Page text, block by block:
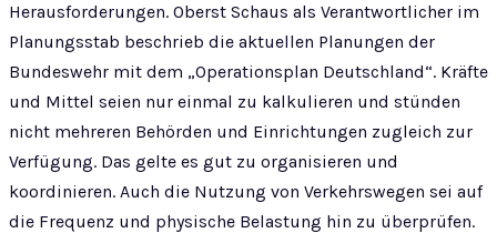
Herausforderungen. Oberst Schaus als Verantwortlicher im
Planungsstab beschrieb die aktuellen Planungen der
Bundeswehr mit dem „Operationsplan Deutschland“. Kräfte
und Mittel seien nur einmal zu kalkulieren und stünden
nicht mehreren Behörden und Einrichtungen zugleich zur
Verfügung. Das gelte es gut zu organisieren und
koordinieren. Auch die Nutzung von Verkehrswegen sei auf
die Frequenz und physische Belastung hin zu überprüfen.